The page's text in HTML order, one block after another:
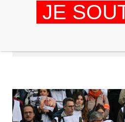
Collectif de
JE